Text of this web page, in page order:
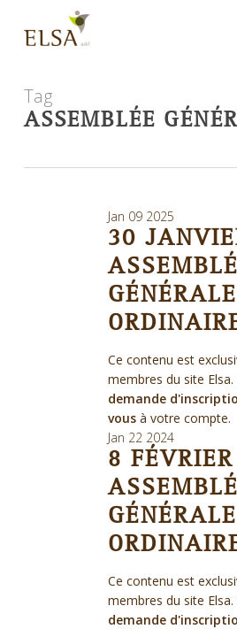
main
Tag
ASSEMBLÉE
Jan 09 2025
30
GÉNÉRALE
Ce contenu est
membres du site
demande
vous à votre compte.
Jan 22 2024
8
GÉNÉRALE
Ce contenu est
membres du site
demande